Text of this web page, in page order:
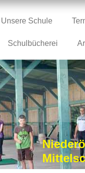
Unsere Schule
Schulbücherei